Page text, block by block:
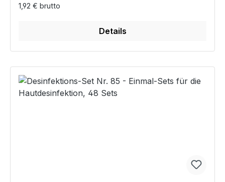
1,92 € brutto
Details